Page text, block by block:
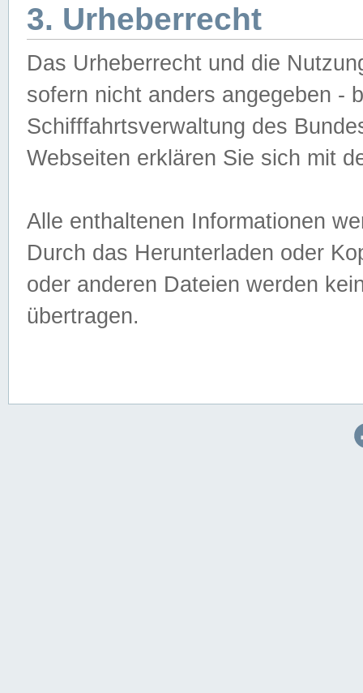
3. Urheberrecht
Das Urheberrecht und die
sofern nicht anders angegeben -
Schifffahrtsverwaltung des
Webseiten erklären Sie sich mit
Alle enthaltenen Informationen
Durch das Herunterladen oder
oder anderen Dateien werden
übertragen.